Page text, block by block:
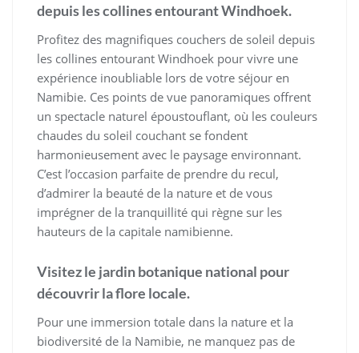
depuis les collines entourant Windhoek.
Profitez des magnifiques couchers de soleil depuis
les collines entourant Windhoek pour vivre une
expérience inoubliable lors de votre séjour en
Namibie. Ces points de vue panoramiques offrent
un spectacle naturel époustouflant, où les couleurs
chaudes du soleil couchant se fondent
harmonieusement avec le paysage environnant.
C’est l’occasion parfaite de prendre du recul,
d’admirer la beauté de la nature et de vous
imprégner de la tranquillité qui règne sur les
hauteurs de la capitale namibienne.
Visitez le jardin botanique national pour
découvrir la flore locale.
Pour une immersion totale dans la nature et la
biodiversité de la Namibie, ne manquez pas de